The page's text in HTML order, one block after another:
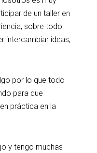
de un taller en
sobre todo
intercambiar ideas,
por lo que todo
para que
práctica en la
y tengo muchas